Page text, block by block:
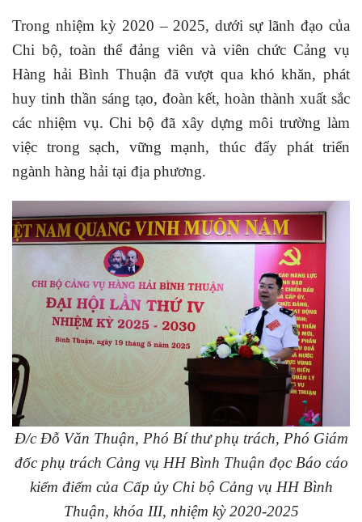
Trong nhiệm kỳ 2020 – 2025, dưới sự lãnh đạo của
Chi bộ, toàn thể đảng viên và viên chức Cảng vụ
Hàng hải Bình Thuận đã vượt qua khó khăn, phát
huy tinh thần sáng tạo, đoàn kết, hoàn thành xuất sắc
các nhiệm vụ. Chi bộ đã xây dựng môi trường làm
việc trong sạch, vững mạnh, thúc đẩy phát triển
ngành hàng hải tại địa phương.
Đ/c Đỗ Văn Thuận, Phó Bí thư phụ trách, Phó Giám
đốc phụ trách Cảng vụ HH Bình Thuận đọc Báo cáo
kiểm điểm của Cấp ủy Chi bộ Cảng vụ HH Bình
Thuận, khóa III, nhiệm kỳ 2020-2025